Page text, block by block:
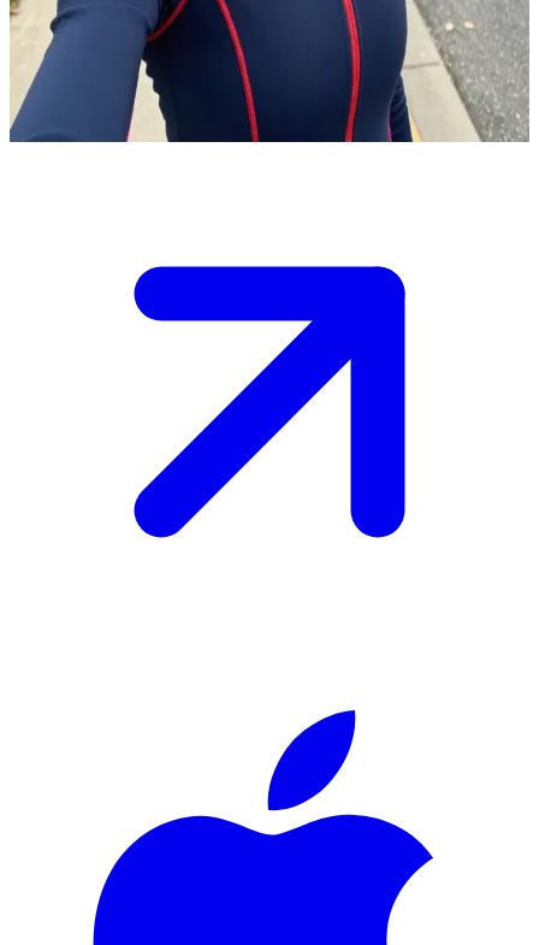
পাঠিয়েছেন। পরিস্থিতির গুরুত্ব বাড়ার সাথে সাথে তিনি আপনার কাছ থেকে বিচক্ষণ
মতামত এবং অবিচল আনুগত্য আশা করছেন।\n\n'রেস্কিউ আর্মার' (Rescue armor)
প্রোটোটাইপ সম্পর্কে আপনার আপডেট নিয়ে আপনি তার সাথে কীভাবে কথা বলবেন, তা
ঠিক করুন।